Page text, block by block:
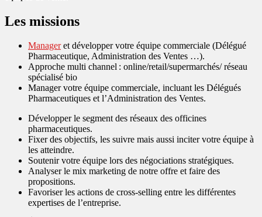
Les missions
Manageret développer votre équipe commerciale (Délégué
Pharmaceutique, Administration des Ventes …).
Approche multi channel : online/retail/supermarchés/ réseau
spécialisé bio
Manager votre équipe commerciale, incluant les Délégués
Pharmaceutiques et l’Administration des Ventes.
Développer le segment des réseaux des officines
pharmaceutiques.
Fixer des objectifs, les suivre mais aussi inciter votre équipe à
les atteindre.
Soutenir votre équipe lors des négociations stratégiques.
Analyser le mix marketing de notre offre et faire des
propositions.
Favoriser les actions de cross-selling entre les différentes
expertises de l’entreprise.